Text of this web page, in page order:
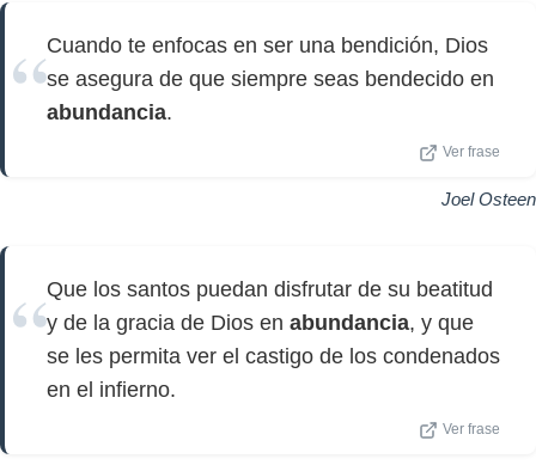
Cuando te enfocas en ser una bendición, Dios
se asegura de que siempre seas bendecido en
abundancia.
Ver frase
Joel Osteen
Que los santos puedan disfrutar de su beatitud
y de la gracia de Dios en abundancia, y que
se les permita ver el castigo de los condenados
en el infierno.
Ver frase